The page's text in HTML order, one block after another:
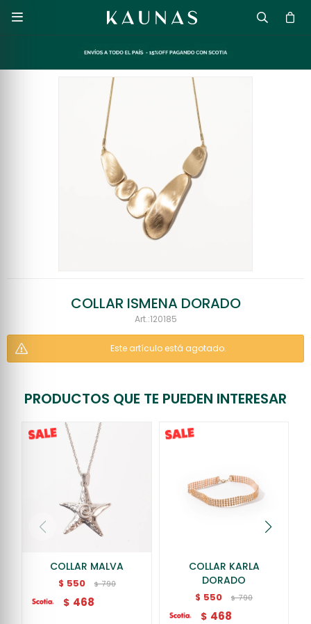

COLLAR ISMENA DORADO
120185
Este artículo está agotado.
PRODUCTOS QUE TE PUEDEN INTERESAR
COLLAR MALVA
$ 550 $ 790
$ 468
COLLAR KARLA
DORADO
$ 550 $ 790
$ 468